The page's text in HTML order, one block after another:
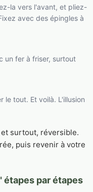
la vers l'avant, et pliez-
avec des épingles à
un fer à friser, surtout
le tout. Et voilà. L'illusion
surtout, réversible.
puis revenir à votre
étapes par étapes